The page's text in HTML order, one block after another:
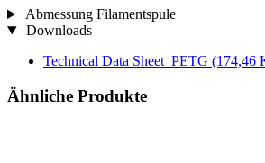
Abmessung Filamentspule
Downloads
Technical Data Sheet_PETG (174,46
Ähnliche Produkte